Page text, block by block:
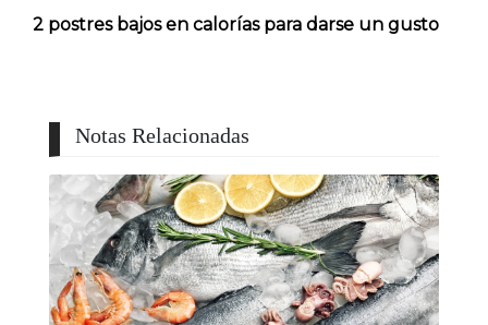
2 postres bajos en calorías para darse un gusto
Notas Relacionadas